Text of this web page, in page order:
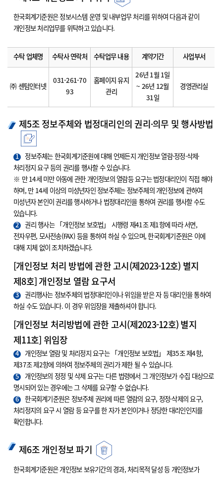
한국회계기준원은 정보시스템 운영 및 내부업무 처리를 위하여 다음과 같이
개인정보 처리업무를 위탁하고 있습니다.
수탁 업체명 수탁사 연락처 수탁업무 내용 계약기간 사업부서
㈜ 센텀인터넷
031-261-70
93
홈페이지 유지
관리
26년 1월 1일
~ 26년 12월
31일
경영관리실
제5조 정보주체와 법정대리인의 권리·의무 및 행사방법
1
정보주체는 한국회계기준원에 대해 언제든지 개인정보 열람·정정·삭제·
처리정지 요구 등의 권리를 행사할 수 있습니다.
※ 만 14세 미만 아동에 관한 개인정보의 열람등 요구는 법정대리인이 직접 해야
하며, 만 14세 이상의 미성년자인 정보주체는 정보주체의 개인정보에 관하여
미성년자 본인이 권리를 행사하거나 법정대리인을 통하여 권리를 행사할 수도
있습니다.
2
권리 행사는 「개인정보 보호법」 시행령 제41조 제1항에 따라 서면,
전자우편, 모사전송(FAX) 등을 통하여 하실 수 있으며, 한국회계기준원은 이에
대해 지체 없이 조치하겠습니다.
[개인정보 처리 방법에 관한 고시(제2023-12호) 별지
제8호] 개인정보 열람 요구서
3
권리행사는 정보주체의 법정대리인이나 위임을 받은 자 등 대리인을 통하여
하실 수도 있습니다. 이 경우 위임장을 제출하셔야 합니다.
[개인정보 처리방법에 관한 고시(제2023-12호) 별지
제11호] 위임장
4
개인정보 열람 및 처리정지 요구는 「개인정보 보호법」 제35조 제4항,
제37조 제2항에 의하여 정보주체의 권리가 제한 될 수 있습니다.
5
개인정보의 정정 및 삭제 요구는 다른 법령에서 그 개인정보가 수집 대상으로
명시되어 있는 경우에는 그 삭제를 요구할 수 없습니다.
6
한국회계기준원은 정보주체 권리에 따른 열람의 요구, 정정·삭제의 요구,
처리정지의 요구 시 열람 등 요구를 한 자가 본인이거나 정당한 대리인인지를
확인합니다.
제6조 개인정보 파기
한국회계기준원은 개인정보 보유기간의 경과, 처리목적 달성 등 개인정보가